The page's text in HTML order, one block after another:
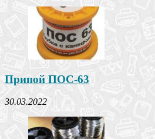
Припой ПОС-63
30.03.2022